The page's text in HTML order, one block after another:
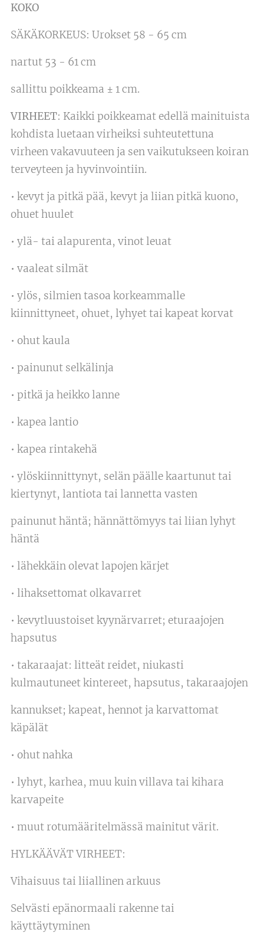
KOKO
SÄKÄKORKEUS: Urokset 58 - 65 cm
nartut 53 - 61 cm
sallittu poikkeama ± 1 cm.
VIRHEET: Kaikki poikkeamat edellä mainituista
kohdista luetaan virheiksi suhteutettuna
virheen vakavuuteen ja sen vaikutukseen koiran
terveyteen ja hyvinvointiin.
• kevyt ja pitkä pää, kevyt ja liian pitkä kuono,
ohuet huulet
• ylä- tai alapurenta, vinot leuat
• vaaleat silmät
• ylös, silmien tasoa korkeammalle
kiinnittyneet, ohuet, lyhyet tai kapeat korvat
• ohut kaula
• painunut selkälinja
• pitkä ja heikko lanne
• kapea lantio
• kapea rintakehä
• ylöskiinnittynyt, selän päälle kaartunut tai
kiertynyt, lantiota tai lannetta vasten
painunut häntä; hännättömyys tai liian lyhyt
häntä
• lähekkäin olevat lapojen kärjet
• lihaksettomat olkavarret
• kevytluustoiset kyynärvarret; eturaajojen
hapsutus
• takaraajat: litteät reidet, niukasti
kulmautuneet kintereet, hapsutus, takaraajojen
kannukset; kapeat, hennot ja karvattomat
käpälät
• ohut nahka
• lyhyt, karhea, muu kuin villava tai kihara
karvapeite
• muut rotumääritelmässä mainitut värit.
HYLKÄÄVÄT VIRHEET:
Vihaisuus tai liiallinen arkuus
Selvästi epänormaali rakenne tai
käyttäytyminen